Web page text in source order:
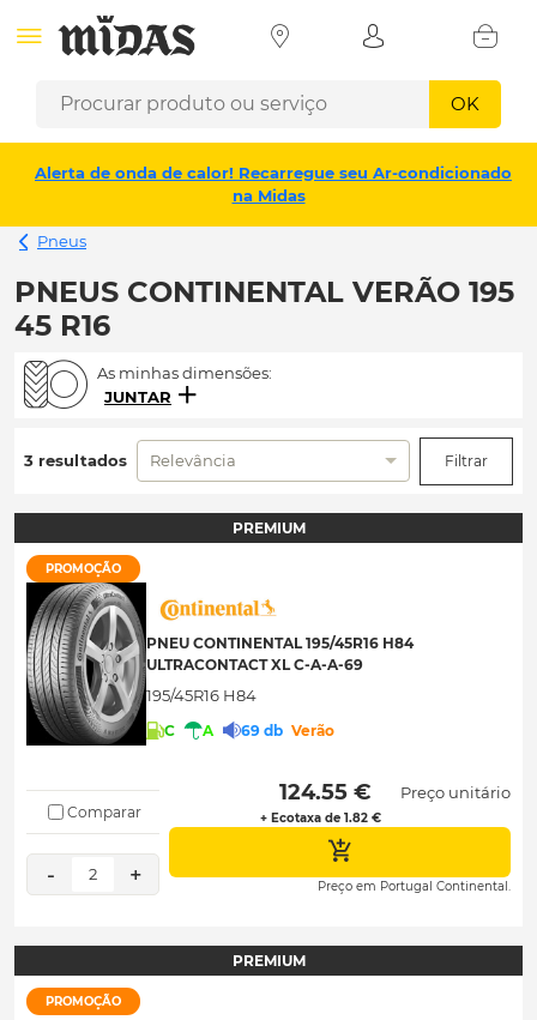
OK
Alerta de onda de calor! Recarregue seu Ar-condicionado
na Midas
Pneus
PNEUS CONTINENTAL VERÃO 195
45 R16
As minhas dimensões:
JUNTAR
3 resultados Relevância Filtrar
PREMIUM
PROMOÇÃO
PNEU CONTINENTAL 195/45R16 H84
ULTRACONTACT XL C-A-A-69
195/45R16 H84
C A 69 db Verão
Comparar
- 2 +
124.55 €
+ Ecotaxa de 1.82 €
Preço unitário
Preço em Portugal Continental.
PREMIUM
PROMOÇÃO